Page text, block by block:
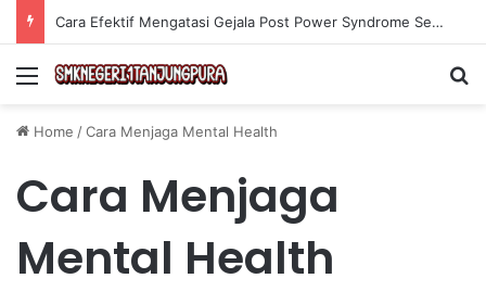
Cara Efektif Mengatasi Gejala Post Power Syndrome Setelah Pensiun Kerja
Menu
Home /Cara Menjaga Mental Health
Cara Menjaga
Mental Health